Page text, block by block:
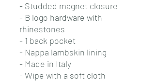
- Studded magnet closure
- B logo hardware with
rhinestones
- 1 back pocket
- Nappa lambskin lining
- Made in Italy
- Wipe with a soft cloth